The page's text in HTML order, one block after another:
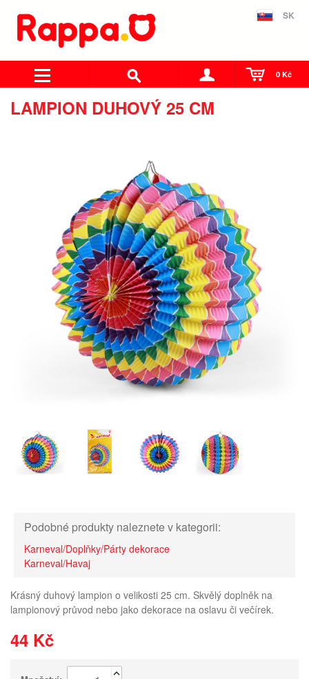
SK
0 Kč
LAMPION DUHOVÝ 25 CM
Podobné produkty naleznete v kategorii:
Karneval/Doplňky/Párty dekorace
Karneval/Havaj
Krásný duhový lampion o velikosti 25 cm. Skvělý doplněk na
lampionový průvod nebo jako dekorace na oslavu či večírek.
44 Kč